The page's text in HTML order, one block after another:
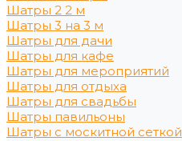
Шатры 2 2 м
Шатры 3 на 3 м
Шатры для дачи
Шатры для кафе
Шатры для мероприятий
Шатры для отдыха
Шатры для свадьбы
Шатры павильоны
Шатры с москитной сеткой